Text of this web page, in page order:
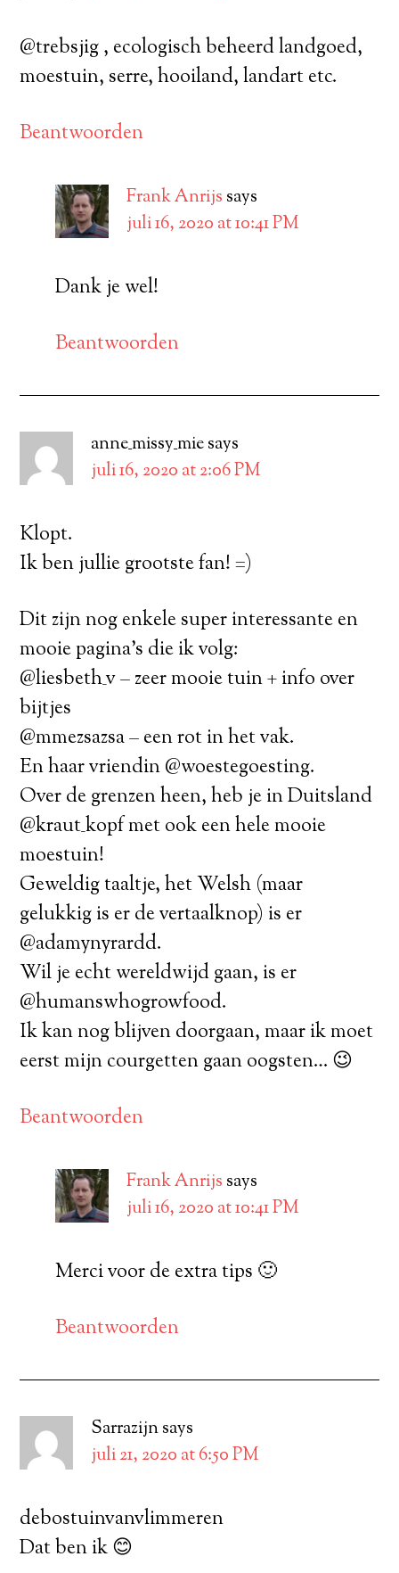
@trebsjig , ecologisch beheerd landgoed,
moestuin, serre, hooiland, landart etc.
Beantwoorden
Frank Anrijs says
juli 16, 2020 at 10:41 PM
Dank je wel!
Beantwoorden
anne_missy_miesays
juli 16, 2020 at 2:06 PM
Klopt.
Ik ben jullie grootste fan! =)
Dit zijn nog enkele super interessante en
mooie pagina’s die ik volg:
@liesbeth_v – zeer mooie tuin + info over
bijtjes
@mmezsazsa – een rot in het vak.
En haar vriendin @woestegoesting.
Over de grenzen heen, heb je in Duitsland
@kraut_kopf met ook een hele mooie
moestuin!
Geweldig taaltje, het Welsh (maar
gelukkig is er de vertaalknop) is er
@adamynyrardd.
Wil je echt wereldwijd gaan, is er
@humanswhogrowfood.
Ik kan nog blijven doorgaan, maar ik moet
eerst mijn courgetten gaan oogsten… 😉
Beantwoorden
Frank Anrijs says
juli 16, 2020 at 10:41 PM
Merci voor de extra tips 🙂
Beantwoorden
Sarrazijnsays
juli 21, 2020 at 6:50 PM
debostuinvanvlimmeren
Dat ben ik 😊